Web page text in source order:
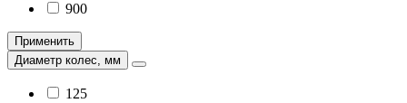
900
Применить
Диаметр колес, мм
125